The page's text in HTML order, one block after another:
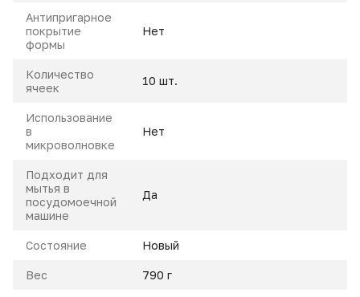
Антипригарное
покрытие
формы
Нет
Количество
ячеек
10 шт.
Использование
в
микроволновке
Нет
Подходит для
мытья в
посудомоечной
машине
Да
Состояние Hовый
Вес 790 г